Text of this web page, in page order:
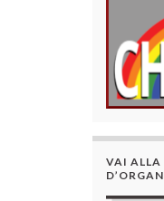
VAI ALLA